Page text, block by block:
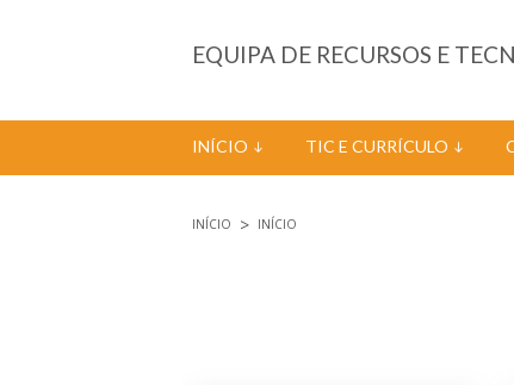
EQUIPA DE RECURSOS E
INÍCIO TIC E CURRÍCULO
INÍCIO INÍCIO